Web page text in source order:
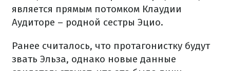
является прямым потомком Клаудии
Аудиторе – родной сестры Эцио.
Ранее считалось, что протагонистку будут
звать Эльза, однако новые данные